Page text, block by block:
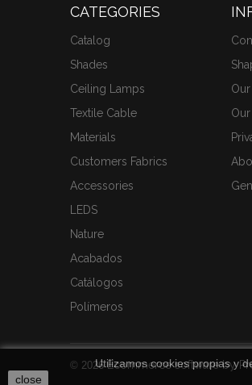
CATEGORIES
Catalog
Shades
Ceiling Lamps
Textile Cable
Materials
Customers Fabrics
Accessories
LEDS
Nature
Acabados
Catálogos
Polímeros
© 2026Ecommerce software by
close
Utilizamos cookies propias y